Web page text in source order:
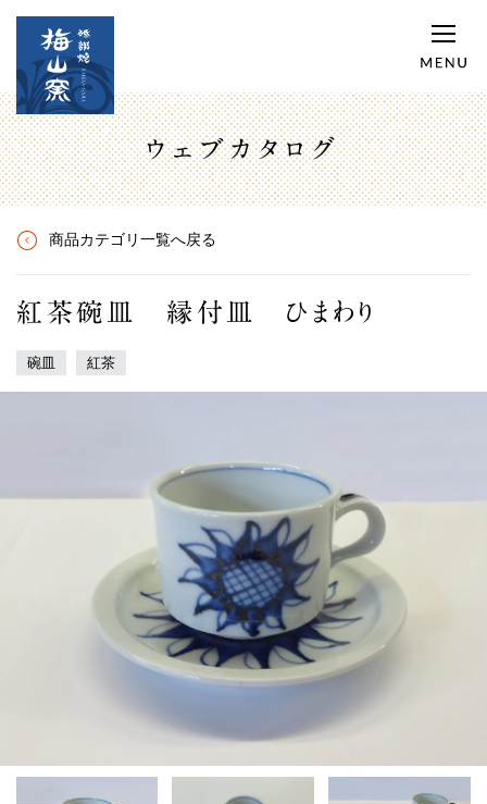
ウェブカタログ
商品カテゴリ一覧へ戻る
紅茶碗皿 縁付皿 ひまわり
碗皿 紅茶